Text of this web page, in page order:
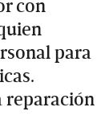
con
para
reparación